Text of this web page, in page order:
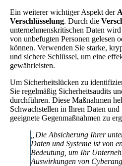
Ein weiterer wichtiger Aspekt der
Verschlüsselung. Durch die
unternehmenskritischen Daten
von unbefugten Personen gelesen
können. Verwenden Sie starke,
und sichere Schlüssel, um eine
gewährleisten.
Um Sicherheitslücken zu
Sie regelmäßig Sicherheitsaudits
durchführen. Diese Maßnahmen
Schwachstellen in Ihren Daten und
geeignete Gegenmaßnahmen zu
„Die Absicherung Ihrer
Daten und Systeme ist von
Bedeutung, um Ihr
Auswirkungen von